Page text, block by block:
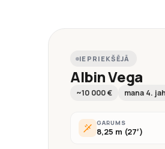
IEPRIEKŠĒJĀ
Albin Vega
~10 000 € mana 4.
GARUMS
8,25 m (27′)